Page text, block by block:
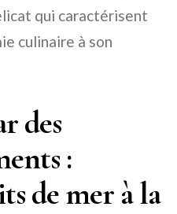
qui caractérisent
culinaire à son
des
:
de mer à la